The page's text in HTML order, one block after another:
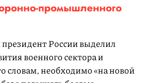
промышленного
России выделил
военного сектора и
словам, необходимо «на новой